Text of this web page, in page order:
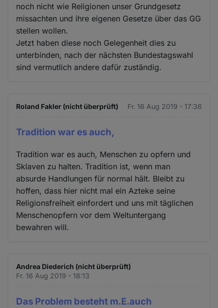
noch nicht wie Religionen unser Grundgesetz
missachten und ihre eigenen Gesetze über das GG
stellen wollen.
Jetzt haben diese noch Gelegenheit dies zu
unterbinden, nach der nächsten Bundestagswahl
sind vermutlich andere dafür zuständig.
Roland Fakler (nicht überprüft) Fr. 16 Aug 2019 - 17:36
Tradition war es auch,
Tradition war es auch, Menschen zu opfern und
Sklaven zu halten. Tradition ist, wenn man
absurde Handlungen für normal hält. Bleibt zu
hoffen, dass hier nicht mal ein Azteke seine
Religionsfreiheit einfordert und uns mit täglichen
Menschenopfern vor dem Weltuntergang
bewahren will.
Andrea Diederich (nicht überprüft)
Fr. 16 Aug 2019 - 18:13
Das Problem besteht m.E.auch